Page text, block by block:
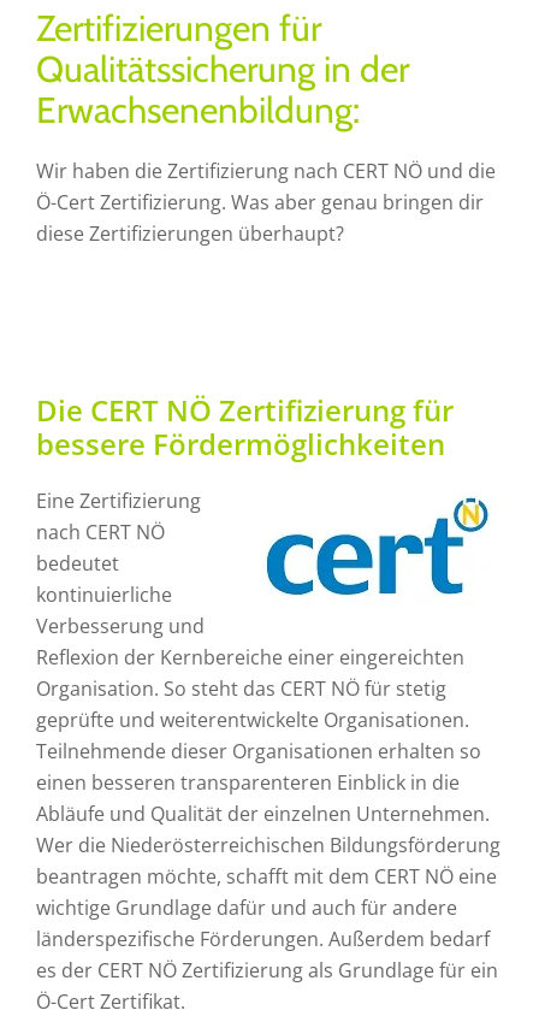
Zertifizierungen für
Qualitätssicherung in der
Erwachsenenbildung:
Wir haben die Zertifizierung nach CERT NÖ und die
Ö-Cert Zertifizierung. Was aber genau bringen dir
diese Zertifizierungen überhaupt?
Die CERT NÖ Zertifizierung für
bessere Fördermöglichkeiten
Eine Zertifizierung
nach CERT NÖ
bedeutet
kontinuierliche
Verbesserung und
Reflexion der Kernbereiche einer eingereichten
Organisation. So steht das CERT NÖ für stetig
geprüfte und weiterentwickelte Organisationen.
Teilnehmende dieser Organisationen erhalten so
einen besseren transparenteren Einblick in die
Abläufe und Qualität der einzelnen Unternehmen.
Wer die Niederösterreichischen Bildungsförderung
beantragen möchte, schafft mit dem CERT NÖ eine
wichtige Grundlage dafür und auch für andere
länderspezifische Förderungen. Außerdem bedarf
es der CERT NÖ Zertifizierung als Grundlage für ein
Ö-Cert Zertifikat.